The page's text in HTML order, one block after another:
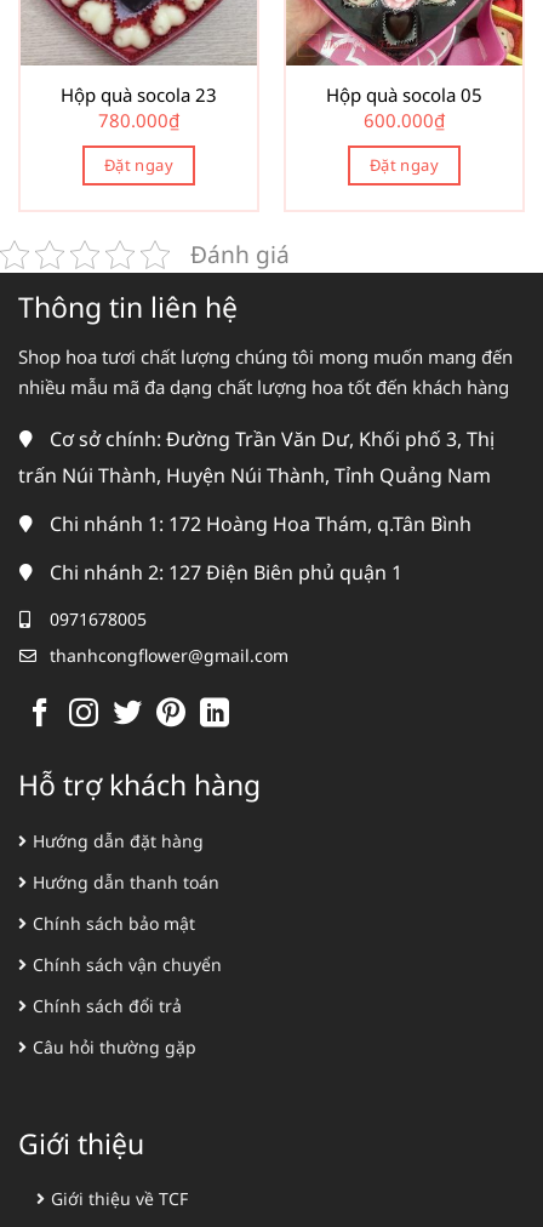
Hộp quà socola 23
780.000₫
Đặt ngay
Hộp quà socola 05
600.000₫
Đặt ngay
Đánh giá
Thông tin liên hệ
Shop hoa tươi chất lượng chúng tôi mong muốn mang đến
nhiều mẫu mã đa dạng chất lượng hoa tốt đến khách hàng
Cơ sở chính: Đường Trần Văn Dư, Khối phố 3, Thị
trấn Núi Thành, Huyện Núi Thành, Tỉnh Quảng Nam
Chi nhánh 1: 172 Hoàng Hoa Thám, q.Tân Bình
Chi nhánh 2: 127 Điện Biên phủ quận 1
0971678005
thanhcongflower@gmail.com
Hỗ trợ khách hàng
Hướng dẫn đặt hàng
Hướng dẫn thanh toán
Chính sách bảo mật
Chính sách vận chuyển
Chính sách đổi trả
Câu hỏi thường gặp
Giới thiệu
Giới thiệu về TCF